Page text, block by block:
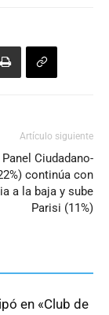
Artículo siguiente
Ciudadano-
continúa con
a la baja y sube
Parisi (11%)
en «Club de